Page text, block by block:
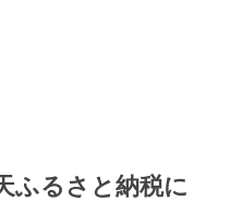
ふるさと納税に